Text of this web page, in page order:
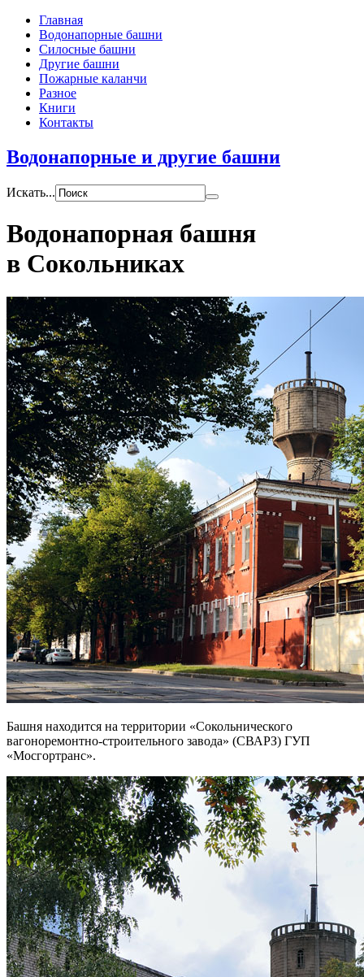
Главная
Водонапорные башни
Силосные башни
Другие башни
Пожарные каланчи
Разное
Книги
Контакты
Водонапорные и другие башни
Искать...
Водонапорная башня
в Сокольниках
Башня находится на территории «Сокольнического
вагоноремонтно-строительного завода» (СВАРЗ) ГУП
«Мосгортранс».